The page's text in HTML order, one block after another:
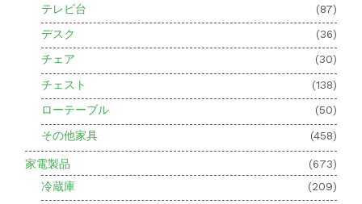
テレビ台
(87)
デスク
(36)
チェア
(30)
チェスト
(138)
ローテーブル
(50)
その他家具
(458)
家電製品
(673)
冷蔵庫
(209)